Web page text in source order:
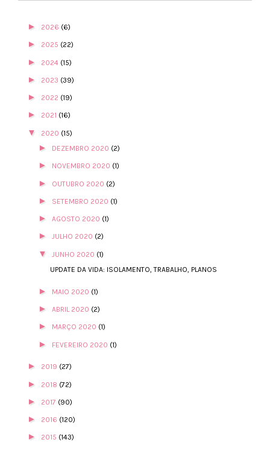
► 2026 (6)
► 2025 (22)
► 2024 (15)
► 2023 (39)
► 2022 (19)
► 2021 (16)
▼ 2020 (15)
► DEZEMBRO 2020 (2)
► NOVEMBRO 2020 (1)
► OUTUBRO 2020 (2)
► SETEMBRO 2020 (1)
► AGOSTO 2020 (1)
► JULHO 2020 (2)
▼ JUNHO 2020 (1)
UPDATE DA VIDA: ISOLAMENTO, TRABALHO, PLANOS
► MAIO 2020 (1)
► ABRIL 2020 (2)
► MARÇO 2020 (1)
► FEVEREIRO 2020 (1)
► 2019 (27)
► 2018 (72)
► 2017 (90)
► 2016 (120)
► 2015 (143)